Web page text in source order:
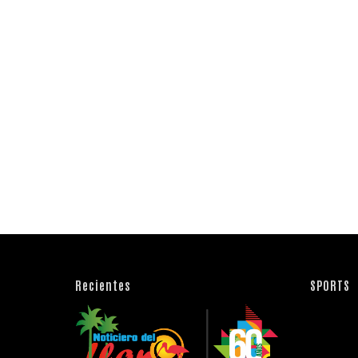
Recientes SPORTS